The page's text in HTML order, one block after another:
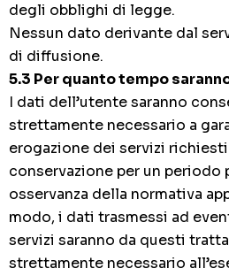
degli obblighi di legge.
Nessun dato derivante dal
di diffusione.
5.3 Per quanto tempo
I dati dell’utente saranno
strettamente necessario a
erogazione dei servizi
conservazione per un periodo
osservanza della normativa
modo, i dati trasmessi ad
servizi saranno da questi
strettamente necessario